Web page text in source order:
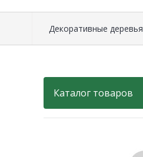
Декоративные деревья
Каталог товаров